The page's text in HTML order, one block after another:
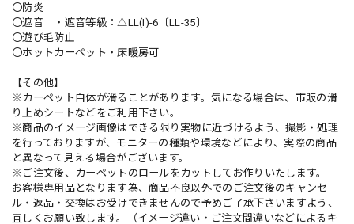
〇防炎
〇遮音 ・遮音等級：△LL(I)-6〔LL-35〕
〇遊び毛防止
〇ホットカーペット・床暖房可
【その他】
※カーペット自体が滑ることがあります。気になる場合は、市販の滑
り止めシートなどをご利用下さい。
※商品のイメージ画像はできる限り実物に近づけるよう、撮影・処理
を行っておりますが、モニターの種類や環境などにより、実際の商品
と異なって見える場合がございます。
※ご注文後、カーペットのロールをカットしてお作りいたします。
お客様専用品となります為、商品不良以外でのご注文後のキャンセ
ル・返品・交換はお受けできませんので予めご了承下さいますよう、
宜しくお願い致します。（イメージ違い・ご注文間違いなどによるキ